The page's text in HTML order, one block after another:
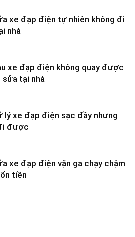
xe đạp điện tự nhiên không đi
nhà
xe đạp điện không quay được
sửa tại nhà
lý xe đạp điện sạc đầy nhưng
được
xe đạp điện vặn ga chạy chậm
tiền